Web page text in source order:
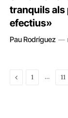
tranquils als
efectius»
Pau Rodríguez
Previous
1 … 11